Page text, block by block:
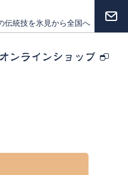
伝統技を氷見から全国へ
オンラインショップ